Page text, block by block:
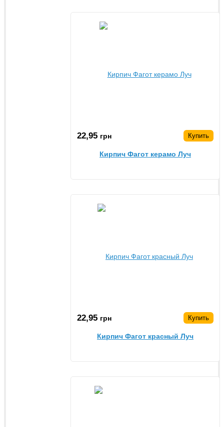
22,95 грн Купить
Кирпич Фагот керамо Луч
22,95 грн Купить
Кирпич Фагот красный Луч